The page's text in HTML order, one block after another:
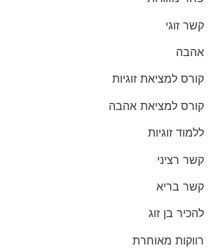
קשר זוגי
אהבה
קורס למציאת זוגיות
קורס למציאת אהבה
ללמוד זוגיות
קשר רציני
קשר בריא
להכיר בן זוג
רווקות מאוחרת